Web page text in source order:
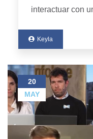
interactuar con
Keyla
20
MAY